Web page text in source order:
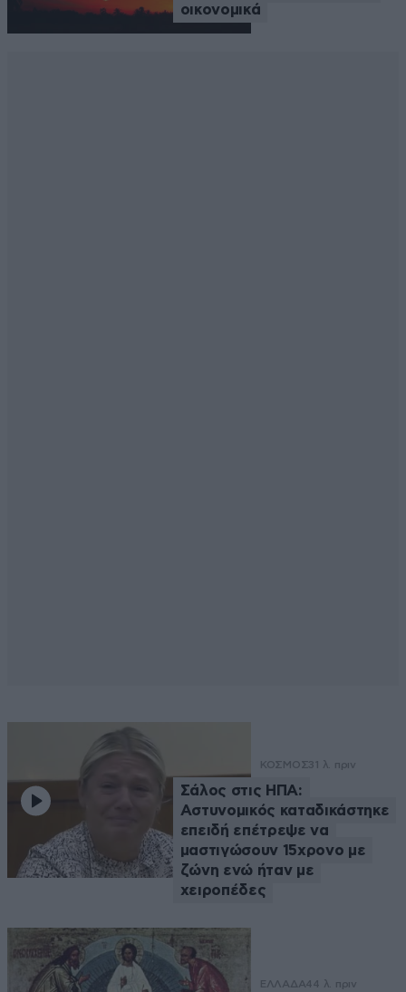
οικονομικά
ΚΟΣΜΟΣ31 λ. πριν
Σάλος στις ΗΠΑ:
Αστυνομικός καταδικάστηκε
επειδή επέτρεψε να
μαστιγώσουν 15χρονο με
ζώνη ενώ ήταν με
χειροπέδες
ΕΛΛΑΔΑ44 λ. πριν